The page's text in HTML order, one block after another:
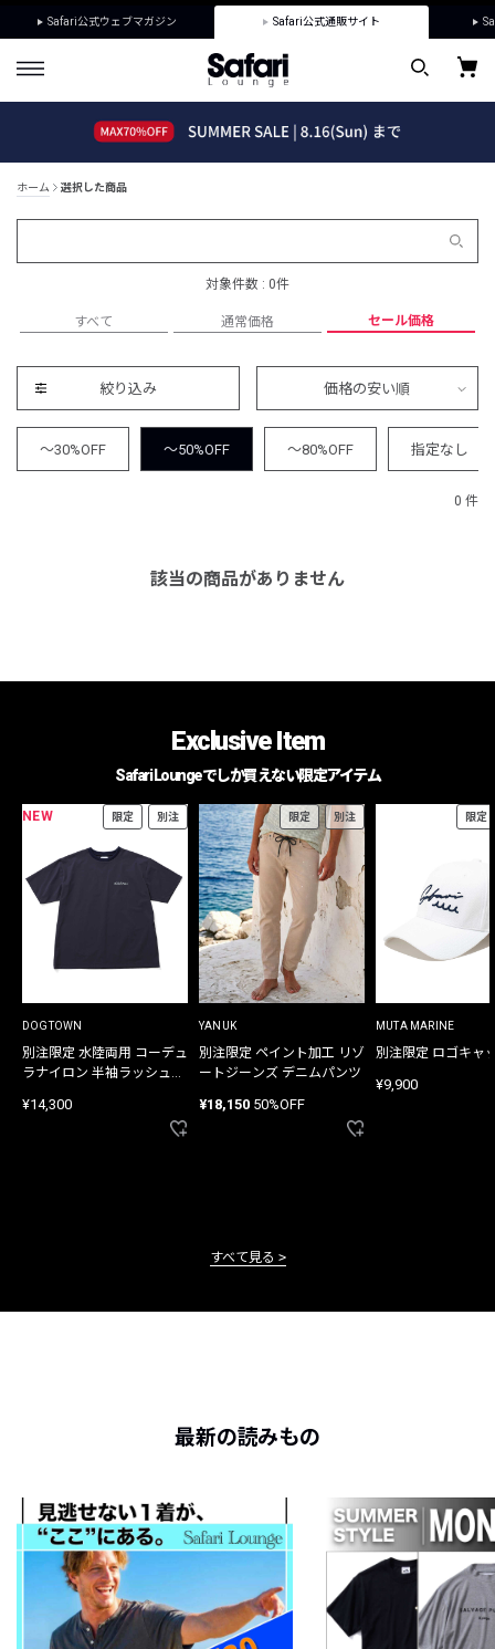
Safari公式ウェブマガジン Safari公式通販サイト
ホーム 選択した商品
対象件数 : 0件
すべて 通常価格 セール価格
絞り込み 価格の安い順
～30%OFF ～50%OFF ～80%OFF 指定なし
0 件
該当の商品がありません
Exclusive Item
Safari Loungeでしか買えない限定アイテム
NEW 限定 別注
DOGTOWN
別注限定 水陸両用 コーデュ
ラナイロン 半袖ラッシュガ
¥14,300
限定 別注
YANUK
別注限定 ペイント加工 リゾ
ートジーンズ デニムパンツ
¥18,150 50%OFF
限定
MUTA MARINE
別注限定 ロゴキャ
¥9,900
すべて見る
最新の読みもの